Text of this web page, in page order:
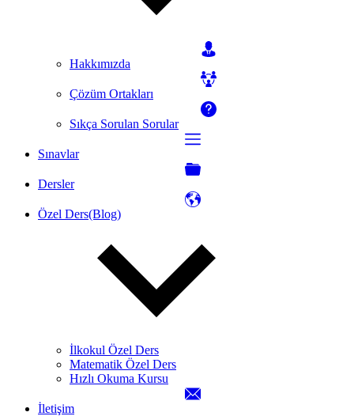
Hakkımızda
Çözüm Ortakları
Sıkça Sorulan Sorular
Sınavlar
Dersler
Özel Ders(Blog)
İlkokul Özel Ders
Matematik Özel Ders
Hızlı Okuma Kursu
İletişim